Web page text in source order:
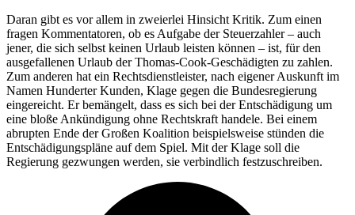
Daran gibt es vor allem in zweierlei Hinsicht Kritik. Zum einen
fragen Kommentatoren, ob es Aufgabe der Steuerzahler – auch
jener, die sich selbst keinen Urlaub leisten können – ist, für den
ausgefallenen Urlaub der Thomas-Cook-Geschädigten zu zahlen.
Zum anderen hat ein Rechtsdienstleister, nach eigener Auskunft im
Namen Hunderter Kunden, Klage gegen die Bundesregierung
eingereicht. Er bemängelt, dass es sich bei der Entschädigung um
eine bloße Ankündigung ohne Rechtskraft handele. Bei einem
abrupten Ende der Großen Koalition beispielsweise stünden die
Entschädigungspläne auf dem Spiel. Mit der Klage soll die
Regierung gezwungen werden, sie verbindlich festzuschreiben.